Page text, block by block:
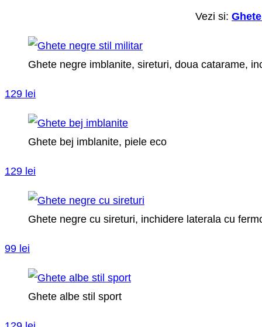
Vezi si:
Ghete negre imblanite, sireturi, doua catarame,
129 lei
Ghete bej imblanite, piele eco
129 lei
Ghete negre cu sireturi, inchidere laterala cu
99 lei
Ghete albe stil sport